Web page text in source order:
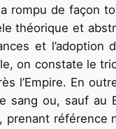
rompu de façon
théorique et
et
on constate le
l’Empire. En
sang ou, sauf au